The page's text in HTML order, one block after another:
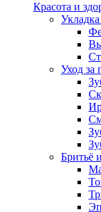
Красота и
Уход за
Бритьё